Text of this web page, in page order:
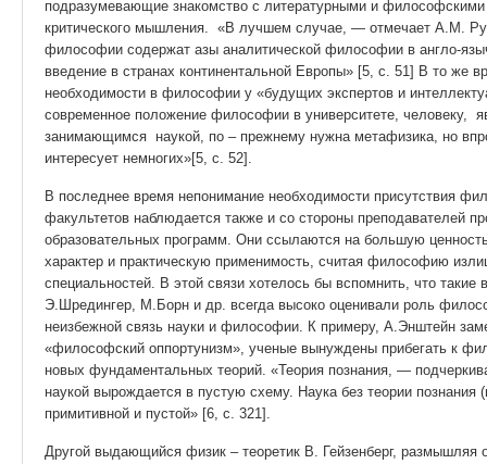
подразумевающие знакомство с литературными и философскими
критического мышления. «В лучшем случае, — отмечает А.М.
философии содержат азы аналитической философии в англо-
введение в странах континентальной Европы» [5, с. 51] В то же
необходимости в философии у «будущих экспертов и
современное положение философии в университете, человеку,
занимающимся наукой, по – прежнему нужна метафизика, но
интересует немногих»[5, с. 52].
В последнее время непонимание необходимости присутствия
факультетов наблюдается также и со стороны преподавателей
образовательных программ. Они ссылаются на большую
характер и практическую применимость, считая философию
специальностей. В этой связи хотелось бы вспомнить, что
Э.Шредингер, М.Борн и др. всегда высоко оценивали роль
неизбежной связь науки и философии. К примеру, А.Энштейн
«философский оппортунизм», ученые вынуждены прибегать к
новых фундаментальных теорий. «Теория познания, —
наукой вырождается в пустую схему. Наука без теории
при­митивной и пустой» [6, с. 321].
Другой выдающийся физик – теоретик В. Гейзенберг, размышляя